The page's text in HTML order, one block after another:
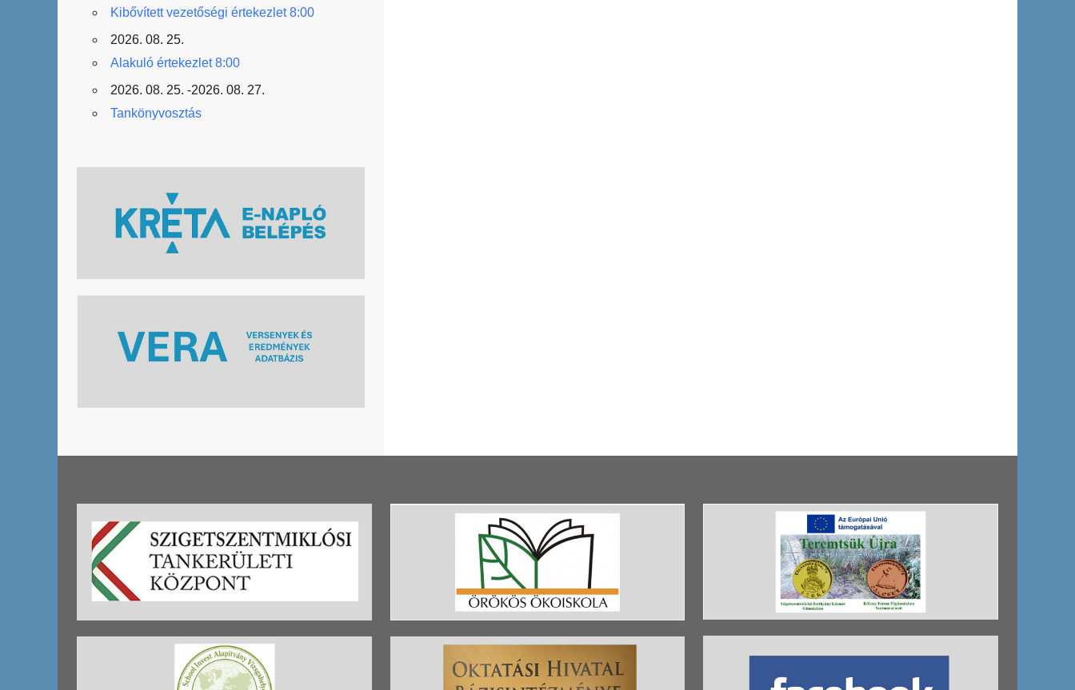
Kibővített vezetőségi értekezlet 8:00
2026. 08. 25.
Alakuló értekezlet 8:00
2026. 08. 25. -2026. 08. 27.
Tankönyvosztás